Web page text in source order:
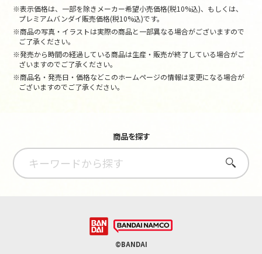
※表示価格は、一部を除きメーカー希望小売価格(税10%込)、もしくは、
プレミアムバンダイ販売価格(税10%込)です。
※商品の写真・イラストは実際の商品と一部異なる場合がございますので
ご了承ください。
※発売から時間の経過している商品は生産・販売が終了している場合がご
ざいますのでご了承ください。
※商品名・発売日・価格などこのホームページの情報は変更になる場合が
ございますのでご了承ください。
商品を探す
さがす
©BANDAI